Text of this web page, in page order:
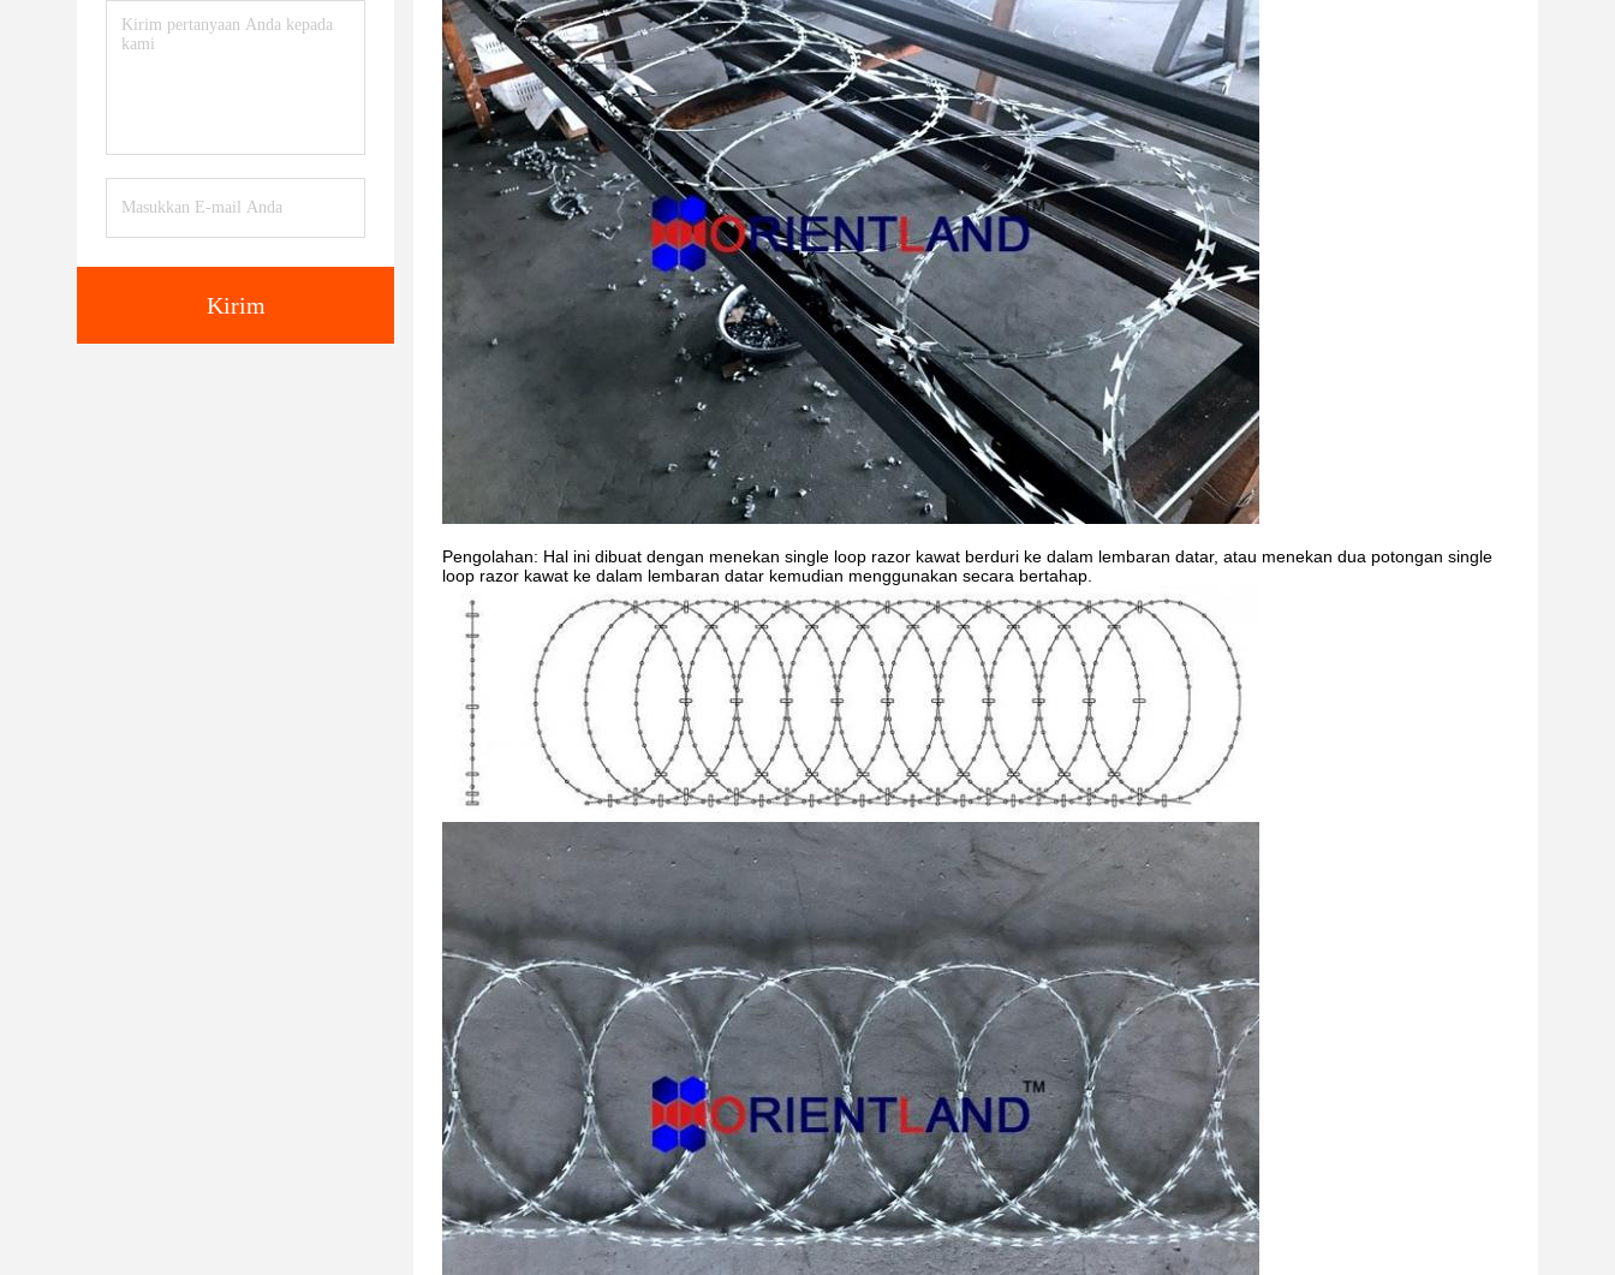
Kirim
Pengolahan: Hal ini dibuat dengan menekan single loop razor kawat berduri ke dalam lembaran datar, atau menekan dua potongan single
loop razor kawat ke dalam lembaran datar kemudian menggunakan secara bertahap.